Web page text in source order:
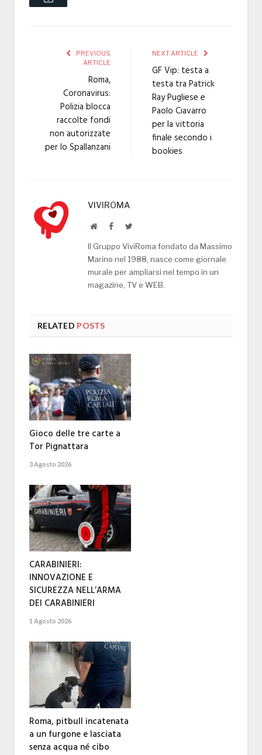
PREVIOUS
ARTICLE
Roma,
Coronavirus:
Polizia blocca
raccolte fondi
non autorizzate
per lo Spallanzani
NEXT ARTICLE
GF Vip: testa a
testa tra Patrick
Ray Pugliese e
Paolo Ciavarro
per la vittoria
finale secondo i
bookies
VIVIROMA
WebsiteFacebookTwitter
Il Gruppo ViviRoma fondato da Massimo
Marino nel 1988, nasce come giornale
murale per ampliarsi nel tempo in un
magazine, TV e WEB.
RELATED POSTS
Gioco delle tre carte a
Tor Pignattara
3 Agosto 2026
CARABINIERI:
INNOVAZIONE E
SICUREZZA NELL’ARMA
DEI CARABINIERI
1 Agosto 2026
Roma, pitbull incatenata
a un furgone e lasciata
senza acqua né cibo